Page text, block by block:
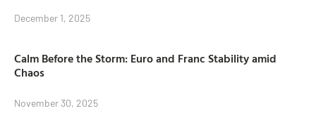
December 1, 2025
Calm Before the Storm: Euro and Franc Stability amid
Chaos
November 30, 2025